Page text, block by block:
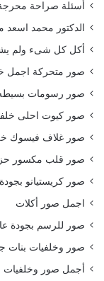
أسئلة صراحة محرجة
الدكتور محمد
أكل كل شىء ولم
صور متحركة اجمل
صور رسومات بسيطه
صور كيوت احلى
صور غلاف فيسوك
صور قلب مكسور
صور كريستيانو
اجمل صور أكلات
صور للرسم بجودة
صور وخلفيات بنات
أجمل صور وخلفيات